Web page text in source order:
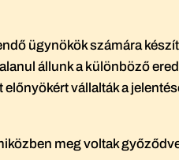
ügynökök számára
állunk a különböző
vállalták a
meg voltak